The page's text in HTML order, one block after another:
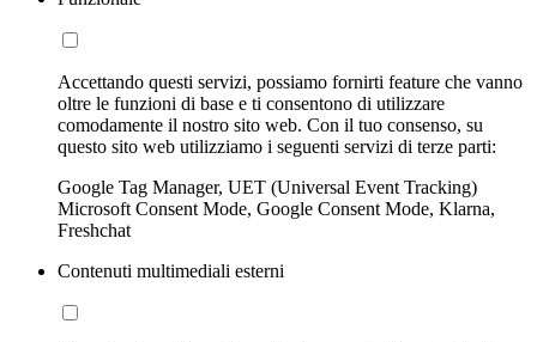
Accettando questi servizi, possiamo fornirti feature che vanno
oltre le funzioni di base e ti consentono di utilizzare
comodamente il nostro sito web. Con il tuo consenso, su
questo sito web utilizziamo i seguenti servizi di terze parti:
Google Tag Manager, UET (Universal Event Tracking)
Microsoft Consent Mode, Google Consent Mode, Klarna,
Freshchat
Contenuti multimediali esterni